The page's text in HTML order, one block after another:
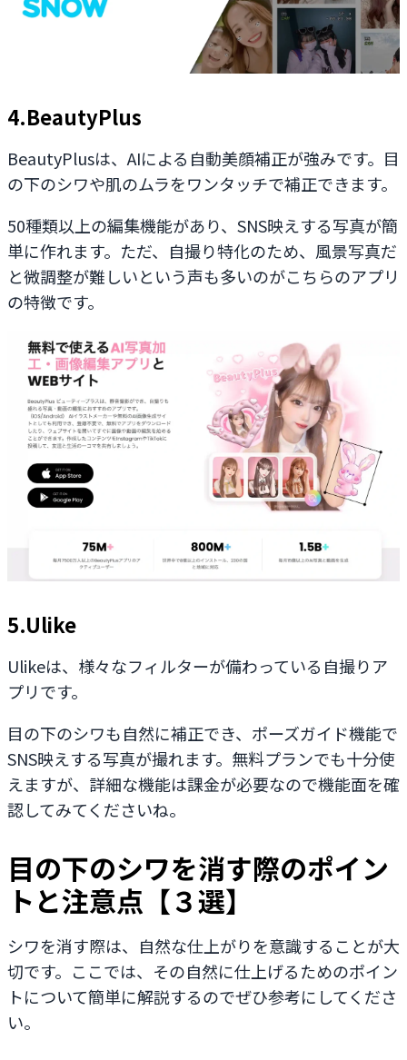
4.BeautyPlus
BeautyPlusは、AIによる自動美顔補正が強みです。目
の下のシワや肌のムラをワンタッチで補正できます。
50種類以上の編集機能があり、SNS映えする写真が簡
単に作れます。ただ、自撮り特化のため、風景写真だ
と微調整が難しいという声も多いのがこちらのアプリ
の特徴です。
5.Ulike
Ulikeは、様々なフィルターが備わっている自撮りア
プリです。
目の下のシワも自然に補正でき、ポーズガイド機能で
SNS映えする写真が撮れます。無料プランでも十分使
えますが、詳細な機能は課金が必要なので機能面を確
認してみてくださいね。
目の下のシワを消す際のポイン
トと注意点【３選】
シワを消す際は、自然な仕上がりを意識することが大
切です。ここでは、その自然に仕上げるためのポイン
トについて簡単に解説するのでぜひ参考にしてくださ
い。